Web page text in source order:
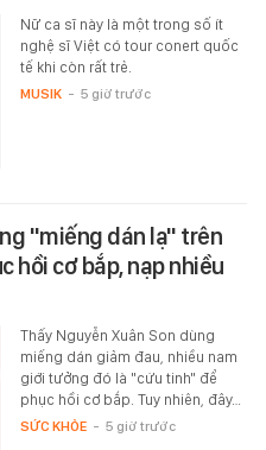
Nữ ca sĩ này là một trong số ít
nghệ sĩ Việt có tour conert quốc
tế khi còn rất trẻ.
MUSIK - 5 giờ trước
"miếng dán lạ" trên
hồi cơ bắp, nạp nhiều
Thấy Nguyễn Xuân Son dùng
miếng dán giảm đau, nhiều nam
giới tưởng đó là "cứu tinh" để
phục hồi cơ bắp. Tuy nhiên, đây…
SỨC KHỎE - 5 giờ trước